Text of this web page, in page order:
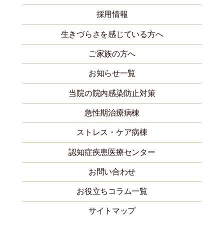
採用情報
生きづらさを感じている方へ
ご家族の方へ
お知らせ一覧
当院の院内感染防止対策
急性期治療病棟
ストレス・ケア病棟
認知症疾患医療センター
お問い合わせ
お役立ちコラム一覧
サイトマップ